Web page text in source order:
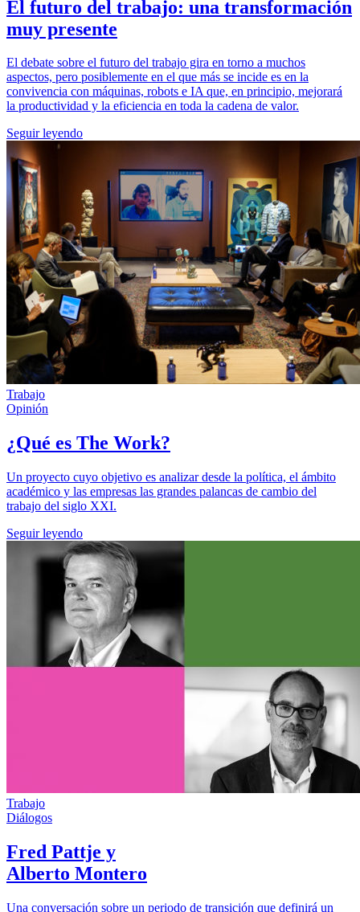
El futuro del trabajo: una transformación
muy presente
El debate sobre el futuro del trabajo gira en torno a muchos
aspectos, pero posiblemente en el que más se incide es en la
convivencia con máquinas, robots e IA que, en principio, mejorará
la productividad y la eficiencia en toda la cadena de valor.
Seguir leyendo
Trabajo
Opinión
¿Qué es The Work?
Un proyecto cuyo objetivo es analizar desde la política, el ámbito
académico y las empresas las grandes palancas de cambio del
trabajo del siglo XXI.
Seguir leyendo
Trabajo
Diálogos
Fred Pattje y
Alberto Montero
Una conversación sobre un periodo de transición que definirá un